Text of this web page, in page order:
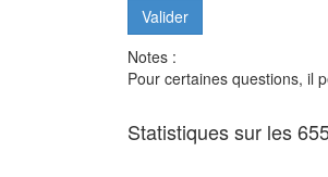
Notes :
Pour certaines questions, il
Statistiques sur les